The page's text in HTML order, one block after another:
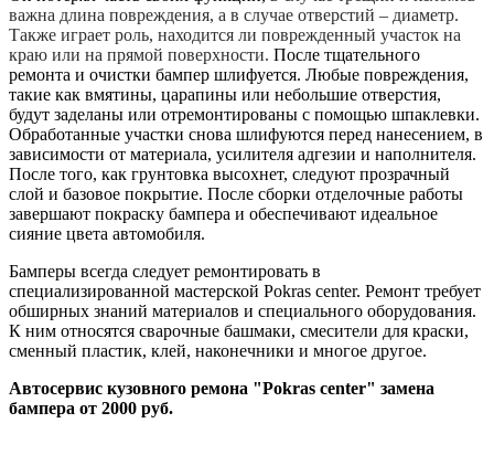
важна длина повреждения, а в случае отверстий – диаметр.
Также играет роль, находится ли поврежденный участок на
краю или на прямой поверхности. После тщательного
ремонта и очистки бампер шлифуется. Любые повреждения,
такие как вмятины, царапины или небольшие отверстия,
будут заделаны или отремонтированы с помощью шпаклевки.
Обработанные участки снова шлифуются перед нанесением, в
зависимости от материала, усилителя адгезии и наполнителя.
После того, как грунтовка высохнет, следуют прозрачный
слой и базовое покрытие. После сборки отделочные работы
завершают покраску бампера и обеспечивают идеальное
сияние цвета автомобиля.
Бамперы всегда следует ремонтировать в
специализированной мастерской Pokras center. Ремонт требует
обширных знаний материалов и специального оборудования.
К ним относятся сварочные башмаки, смесители для краски,
сменный пластик, клей, наконечники и многое другое.
Автосервис кузовного ремона "Pokras center" замена
бампера от 2000 руб.